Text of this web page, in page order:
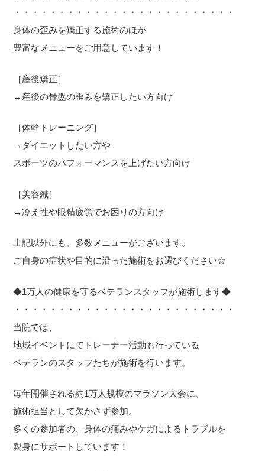
・・・・・・・・・・・・・・・・・・・・・・・・・
身体の歪みを矯正する施術のほか
豊富なメニューをご用意しています！
［産後矯正］
→産後の骨盤の歪みを矯正したい方向け
［体幹トレーニング］
→ダイエットしたい方や
スポーツのパフォーマンスを上げたい方向け
［美容鍼］
→冷え性や眼精疲労でお困りの方向け
上記以外にも、多数メニューがございます。
ご自身の症状や目的に沿った施術をお選びください☆
◆1万人の健康を守るベテランスタッフが施術します◆
・・・・・・・・・・・・・・・・・・・・・・・・・
当院では、
地域イベントにてトレーナー活動も行っている
ベテランのスタッフたちが施術を行います。
毎年開催される約1万人規模のマラソン大会に、
施術担当として欠かさず参加。
多くの参加者の、身体の痛みやケガによるトラブルを
親身にサポートしています！